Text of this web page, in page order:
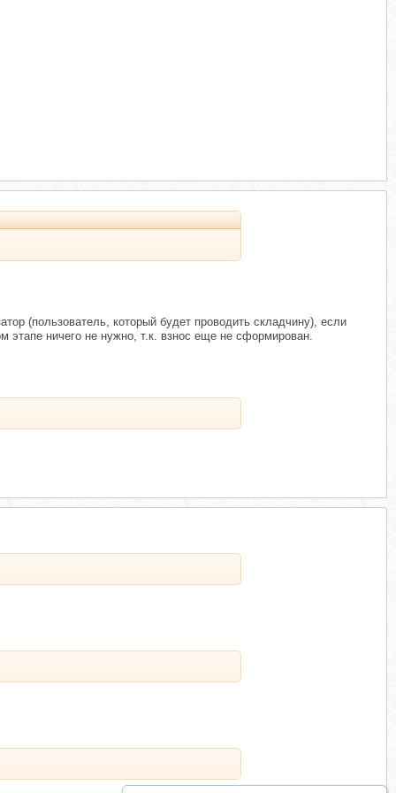
(пользователь, который будет проводить складчину), если
ничего не нужно, т.к. взнос еще не сформирован.